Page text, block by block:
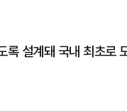
록 설계돼 국내 최초로